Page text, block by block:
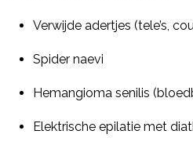
Verwijde adertjes (tele’s,
Spider naevi
Hemangioma senilis
Elektrische epilatie met